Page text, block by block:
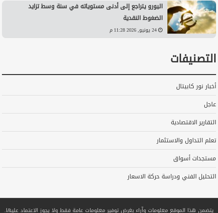
اليورو يتراجع إلى أدنى مستوياته في سنة وسط تزايد
الضغوط النقدية
24 يونيو, 2026 11:28 م
التصنيفات
أخبار نور كابيتال
عاجل
التقارير الاقتصادية
تعلم التداول والاستثمار
مستجدات أسواق
التحليل الفني ودراسة حركة الاسعار
يتضمن هذا الموقع معلومات وآراء بغرض توفير معلومات عامة فقط ولا يجوز الاعتماد عليها.